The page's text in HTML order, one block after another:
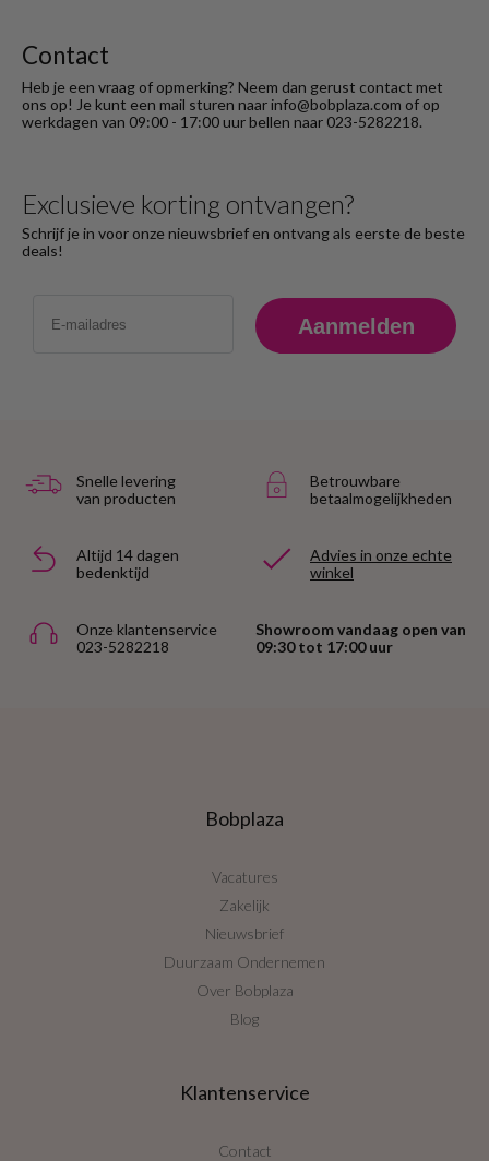
Contact
Heb je een vraag of opmerking? Neem dan gerust contact met
ons op! Je kunt een mail sturen naar info@bobplaza.com of op
werkdagen van 09:00 - 17:00 uur bellen naar 023-5282218.
Exclusieve korting ontvangen?
Schrijf je in voor onze nieuwsbrief en ontvang als eerste de beste
deals!
Aanmelden
Snelle levering
van producten
Betrouwbare
betaalmogelijkheden
Altijd 14 dagen
bedenktijd
Advies in onze echte
winkel
Onze klantenservice
023-5282218
Showroom vandaag open van
09:30 tot 17:00 uur
Bobplaza
Vacatures
Zakelijk
Nieuwsbrief
Duurzaam Ondernemen
Over Bobplaza
Blog
Klantenservice
Contact